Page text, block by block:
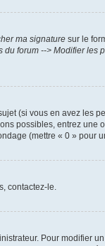
ma signature sur le
du forum --> Modifier les
(si vous en avez les
possibles, entrez
(mettre « 0 » pour
contactez-le.
Pour modifier